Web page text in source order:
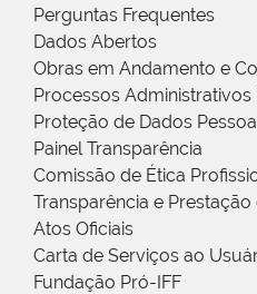
Perguntas Frequentes
Dados Abertos
Obras em Andamento e
Processos Administrativos
Proteção de Dados
Painel Transparência
Comissão de Ética
Transparência e Prestação
Atos Oficiais
Carta de Serviços ao
Fundação Pró-IFF